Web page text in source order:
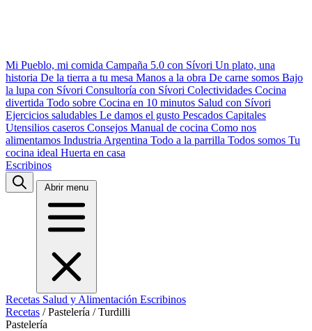
Mi Pueblo, mi comida Campaña 5.0 con Sívori Un plato, una
historia De la tierra a tu mesa Manos a la obra De carne somos Bajo
la lupa con Sívori Consultoría con Sívori Colectividades Cocina
divertida Todo sobre Cocina en 10 minutos Salud con Sívori
Ejercicios saludables Le damos el gusto Pescados Capitales
Utensilios caseros Consejos Manual de cocina Como nos
alimentamos Industria Argentina Todo a la parrilla Todos somos Tu
cocina ideal Huerta en casa
Escribinos
Abrir menu
Recetas Salud y Alimentación Escribinos
Recetas / Pastelería / Turdilli
Pastelería